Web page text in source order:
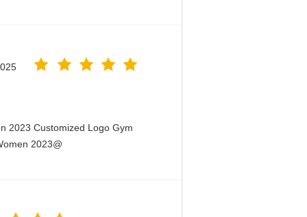
2023 Customized Logo Gym
2023@